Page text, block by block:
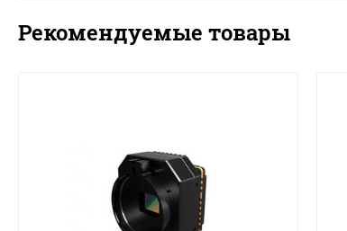
Рекомендуемые товары